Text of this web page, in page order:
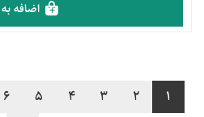
اضافه
1
2
3
4
5
6